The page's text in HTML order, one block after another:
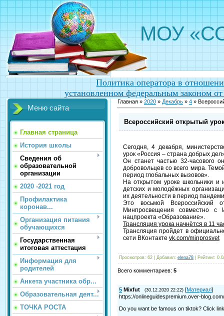
МОУ
Политика оператора в
установленном федеральным законом
Меню сайта
Главная страница
История школы
Сведения об
образовательной
организации
2020 -2021 год
Профилактика
коронав...
Организация питания
обучающихся
Государственная
итоговая аттестация
Информация для
родителей
Анкета участника обр...
Образовательная деят...
ТОЧКА РОСТА
Главная » 2020 » Декабрь » 4 »
Всероссийский открытый
Сегодня, 4 декабря,
урок «Россия – страна добрых
Он станет частью 32-часового
добровольцев со всего мира.
период глобальных вызовов».
На открытом уроке школьники и
детских и молодёжных
их деятельности в период
Это восьмой Всероссийский
Минпросвещения совместно с
нацпроекта «Образование».
Трансляция урока начнётся в 11
Трансляция пройдет в
сети ВКонтакте vk.com/minprosvet
Просмотров: 62 Добавил: elena78 Рейтинг: 0.0
Всего комментариев: 5
5 Mixfut (30.12.2020 22:22) [Материал]
https://onlineguidespremium.over-blog.com/
Do you want be famous on tiktok? Click